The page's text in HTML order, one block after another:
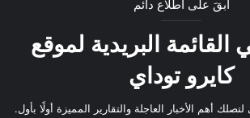
ابقَ على اطلاع دائم
البريدية لموقع
كايرو توداي
أهم الأخبار العاجلة والتقارير المميزة أولًا بأول.